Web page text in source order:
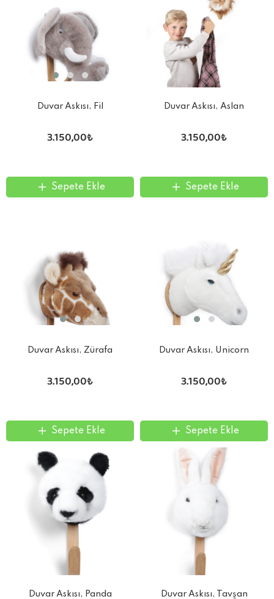
Duvar Askısı, Fil
3.150,00₺
Sepete Ekle
Duvar Askısı, Aslan
3.150,00₺
Sepete Ekle
Duvar Askısı, Zürafa
3.150,00₺
Sepete Ekle
Duvar Askısı, Unicorn
3.150,00₺
Sepete Ekle
Duvar Askısı, Panda Duvar Askısı, Tavşan